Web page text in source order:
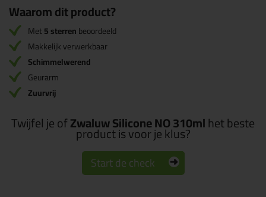
Waarom dit product?
Met5 sterrenbeoordeeld
Makkelijk verwerkbaar
Schimmelwerend
Geurarm
Zuurvrij
Twijfel je ofZwaluw Silicone NO 310mlhet beste
product is voor je klus?
Start de check